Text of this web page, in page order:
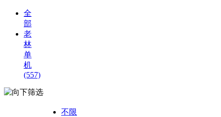
全
部
老
林
单
机
(557)
筛选
不限